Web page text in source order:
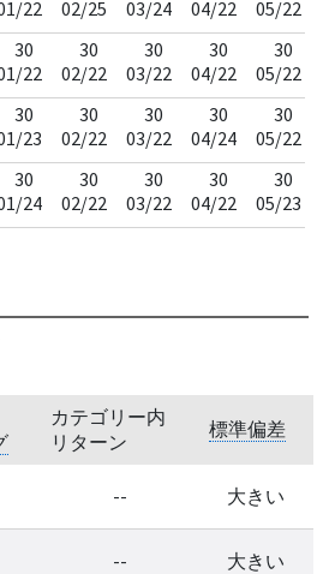
22 02/25 03/24 04/22 05/22
30
22
30
02/22
30
03/22
30
04/22
30
05/22
30
23
30
02/22
30
03/22
30
04/24
30
05/22
30
24
30
02/22
30
03/22
30
04/22
30
05/23
カテゴリー内
リターン
標準偏差
-- 大きい
-- 大きい